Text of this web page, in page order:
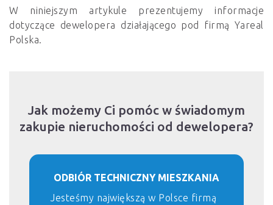
W niniejszym artykule prezentujemy informacje
dotyczące dewelopera działającego pod firmą Yareal
Polska.
Jak możemy Ci pomóc w świadomym
zakupie nieruchomości od dewelopera?
ODBIÓR TECHNICZNY MIESZKANIA
Jesteśmy największą w Polsce firmą